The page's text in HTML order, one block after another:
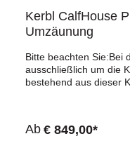
Kerbl CalfHouse
Umzäunung
Bitte beachten Sie:Bei
ausschließlich um die
bestehend aus dieser
Artikelnummer
und Haltung von
Hütte bietet Platz für
Ab € 849,00*